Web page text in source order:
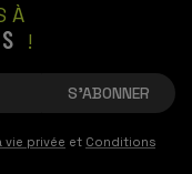
À
!
vie privée et Conditions